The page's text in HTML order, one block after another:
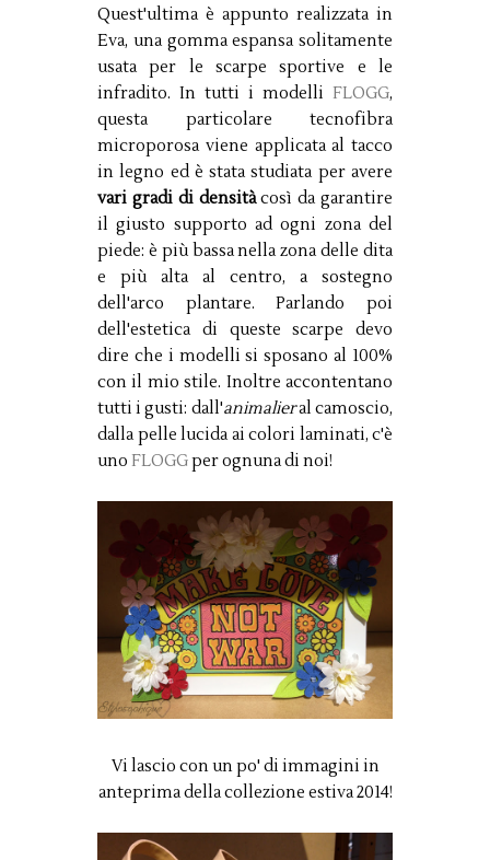
Quest'ultima è appunto realizzata in
Eva, una gomma espansa solitamente
usata per le scarpe sportive e le
infradito. In tutti i modelli FLOGG,
questa particolare tecnofibra
microporosa viene applicata al tacco
in legno ed è stata studiata per avere
vari gradi di densitàcosì da garantire
il giusto supporto ad ogni zona del
piede: è più bassa nella zona delle dita
e più alta al centro, a sostegno
dell'arco plantare. Parlando poi
dell'estetica di queste scarpe devo
dire che i modelli si sposano al 100%
con il mio stile. Inoltre accontentano
tutti i gusti: dall'animalieral camoscio,
dalla pelle lucida ai colori laminati, c'è
uno FLOGGper ognuna di noi!
Vi lascio con un po' di immagini in
anteprima della collezione estiva 2014!